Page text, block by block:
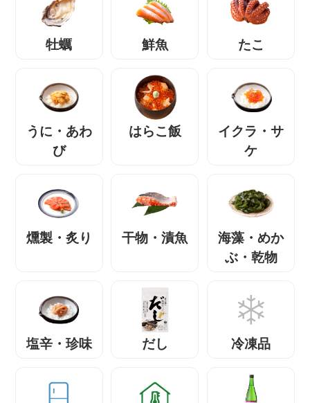
牡蠣 鮮魚 たこ
うに・あわ
び
はらこ飯
イクラ・サ
ケ
燻製・炙り 干物・漬魚
海藻・めか
ぶ・乾物
塩辛・珍味 だし 冷凍品